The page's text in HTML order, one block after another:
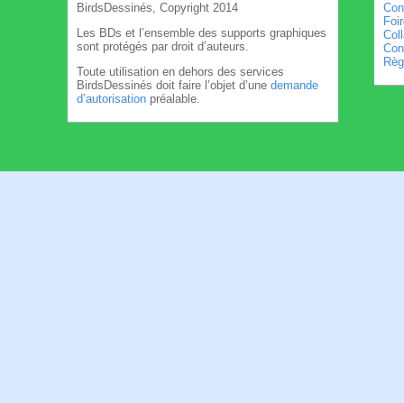
BirdsDessinés, Copyright 2014
Les BDs et l’ensemble des supports graphiques
sont protégés par droit d’auteurs.
Toute utilisation en dehors des services
BirdsDessinés doit faire l’objet d’une demande
d’autorisation préalable.